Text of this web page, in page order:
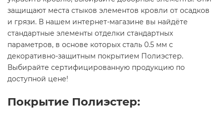
защищают места стыков элементов кровли от осадков
и грязи. В нашем интернет-магазине вы найдёте
стандартные элементы отделки стандартных
параметров, в основе которых сталь 0.5 мм с
декоративно-защитным покрытием Полиэстер.
Выбирайте сертифицированную продукцию по
доступной цене!
Покрытие Полиэстер: